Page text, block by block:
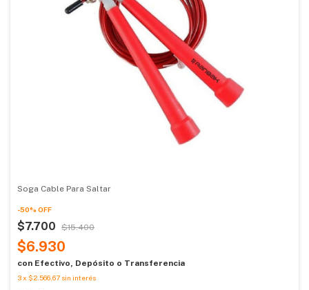
Soga Cable Para Saltar
-50% OFF
$7.700 $15.400
$6.930
con Efectivo, Depósito o Transferencia
3x $2.566,67 sin interés